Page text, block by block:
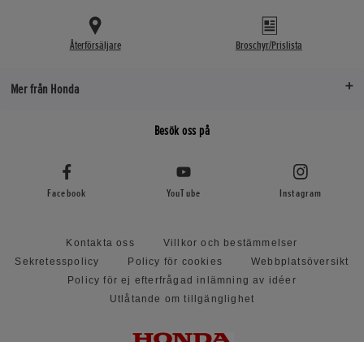
Återförsäljare Broschyr/Prislista
Mer från Honda
Besök oss på
Facebook YouTube Instagram
Kontakta oss
Villkor och bestämmelser
Sekretesspolicy
Policy för cookies
Webbplatsöversikt
Policy för ej efterfrågad inlämning av idéer
Utlåtande om tillgänglighet